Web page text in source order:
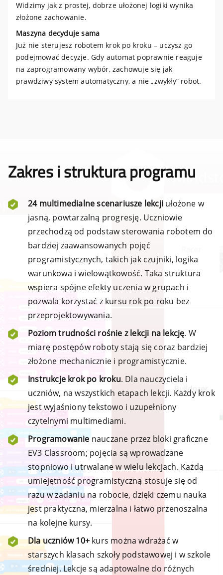
Widzimy jak z prostej, dobrze ułożonej logiki wynika
złożone zachowanie.
Maszyna decyduje sama
Już nie sterujesz robotem krok po kroku – uczysz go
podejmować decyzje. Gdy automat poprawnie reaguje
na zaprogramowany wybór, zachowuje się jak
prawdziwy system automatyczny, a nie „zwykły” robot.
Zakres i struktura programu
24 multimedialne scenariusze lekcji ułożone w
jasną, powtarzalną progresję. Uczniowie
przechodzą od podstaw sterowania robotem do
bardziej zaawansowanych pojęć
programistycznych, takich jak czujniki, logika
warunkowa i wielowątkowość. Taka struktura
wspiera spójne efekty uczenia w grupach i
pozwala korzystać z kursu rok po roku bez
przeprojektowywania.
Poziom trudności rośnie z lekcji na lekcję. W
miarę postępów roboty stają się coraz bardziej
złożone mechanicznie i programistycznie.
Instrukcje krok po kroku. Dla nauczyciela i
uczniów, na wszystkich etapach lekcji. Każdy krok
jest wyjaśniony tekstowo i uzupełniony
czytelnymi multimediami.
Programowanienauczane przez bloki graficzne
EV3 Classroom; pojęcia są wprowadzane
stopniowo i utrwalane w wielu lekcjach. Każdą
umiejętność programistyczną stosuje się od
razu w zadaniu na robocie, dzięki czemu nauka
jest praktyczna, mierzalna i łatwo przenoszalna
na kolejne kursy.
Dla uczniów 10+ kurs można wdrażać w
starszych klasach szkoły podstawowej i w szkole
średniej. Lekcje są adaptowalne do różnych